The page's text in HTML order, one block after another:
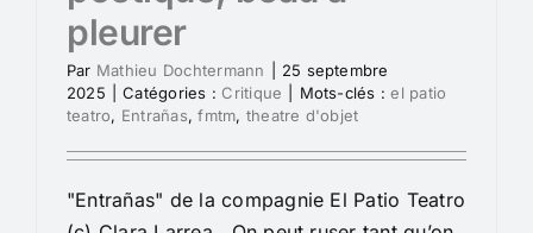
pleurer
Par Mathieu Dochtermann
25 septembre
2025
Catégories : Critique Mots-clés :el patio
teatro, Entrañas,fmtm, theatre d'objet
"Entrañas" de la compagnie El Patio Teatro